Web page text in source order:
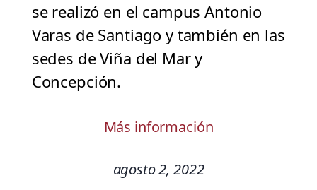
se realizó en el campus Antonio
Varas de Santiago y también en las
sedes de Viña del Mar y
Concepción.
Más información
agosto 2, 2022